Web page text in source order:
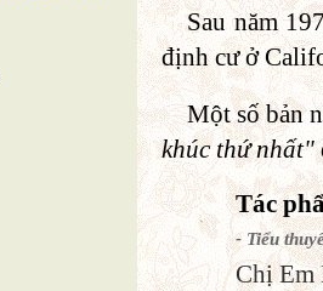
Sau năm
định cư ở
Một số bản
khúc thứ nhất"
Tác
- Tiểu
Chị Em